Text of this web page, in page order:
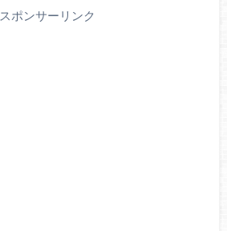
スポンサーリンク